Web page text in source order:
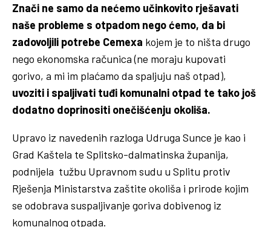
Znači ne samo da nećemo učinkovito rješavati
naše probleme s otpadom nego ćemo, da bi
zadovoljili potrebe Cemexa kojem je to ništa drugo
nego ekonomska računica (ne moraju kupovati
gorivo, a mi im plaćamo da spaljuju naš otpad),
uvoziti i spaljivati tuđi komunalni otpad te tako još
dodatno doprinositi onečišćenju okoliša.
Upravo iz navedenih razloga Udruga Sunce je kao i
Grad Kaštela te Splitsko-dalmatinska županija,
podnijela tužbu Upravnom sudu u Splitu protiv
Rješenja Ministarstva zaštite okoliša i prirode kojim
se odobrava suspaljivanje goriva dobivenog iz
komunalnog otpada.